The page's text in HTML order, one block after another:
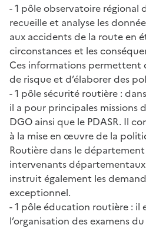
- 1 pôle observatoire régional
recueille et analyse les
aux accidents de la route en
circonstances et les
Ces informations permettent
de risque et d’élaborer des
- 1 pôle sécurité routière :
il a pour principales
DGO ainsi que le PDASR. Il
à la mise en œuvre de la
Routière dans le département
intervenants
instruit également les
exceptionnel.
- 1 pôle éducation routière : il
l’organisation des examens